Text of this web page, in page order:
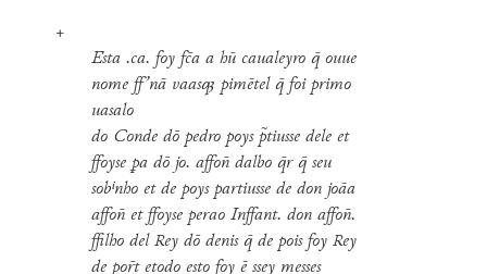
+
Esta .ca. foy fc̄a a hū caualeyro q̄ ouue
nome ff’nā vaas pimētel q̄ foi primo
uasalo
do Conde dō pedro poys p̃tiusse dele et
ffoyse ꝑa dō jo. affon̄ dalbo q̄r q̄ seu
sobⁱnho et de poys partiusse de don joāa
affon̄ et ffoyse perao Inffant. don affon̄.
ffilho delRey dō denis q̄ de pois foyRey
de por̄t etodo esto foy ē ssey messes